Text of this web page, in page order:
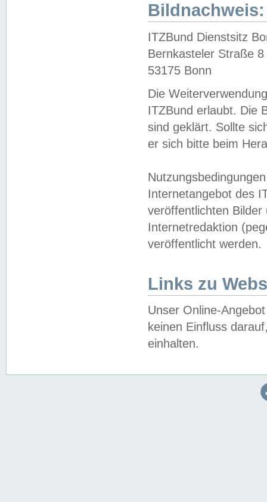
Bildnachweis:
ITZBund Dienstsitz
Bernkasteler Straße 8
53175 Bonn
Die
ITZBund erlaubt. Die
sind geklärt. Sollte
er sich bitte beim
Internetangebot des
veröffentlichten
Internetredaktion
veröffentlicht werden.
Links zu
Unser Online-
keinen Einfluss
einhalten.